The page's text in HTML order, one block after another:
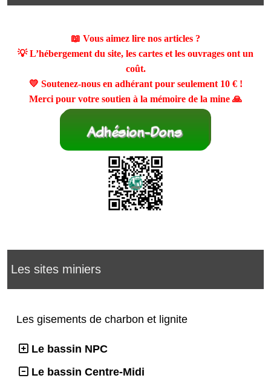
📖 Vous aimez lire nos articles ?
💡 L’hébergement du site, les cartes et les ouvrages ont un
coût.
💛 Soutenez-nous en adhérant pour seulement 10 €!
Merci pour votre soutien à la mémoire de la mine 🙏
Les sites miniers
Les gisements de charbon et lignite
Le bassin NPC
Le bassin Centre-Midi